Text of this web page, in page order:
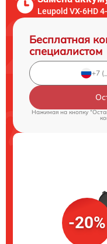
Leupold VX-6HD
Бесплатная
специалистом
Нажимая на кнопку
-20%